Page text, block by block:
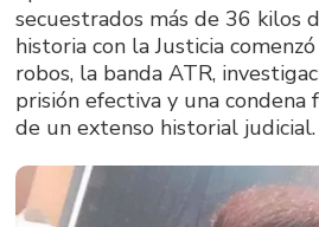
secuestrados más de 36 kilos
historia con la Justicia
robos, la banda ATR,
prisión efectiva y una
de un extenso historial judicial.